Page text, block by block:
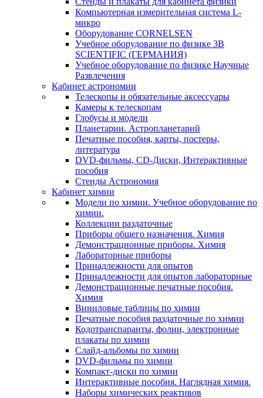
Компьютерная измерительная система L-
микро
Оборудование CORNELSEN
Учебное оборудование по физике 3B
SCIENTIFIC (ГЕРМАНИЯ)
Учебное оборудование по физике Научные
Развлечения
Кабинет астрономии
Телескопы и обязательные аксессуары
Камеры к телескопам
Глобусы и модели
Планетарии. Астропланетарий
Печатные пособия, карты, постеры,
литература
DVD-фильмы, CD-Диски, Интерактивные
пособия
Стенды Астрономия
Кабинет химии
Модели по химии. Учебное оборудование по
химии.
Коллекции раздаточные
Приборы общего назначения. Химия
Демонстрационные приборы. Химия
Лабораторные приборы
Принадлежности для опытов
Принадлежности для опытов лабораторные
Демонстрационные печатные пособия.
Химия
Виниловые таблицы по химии
Печатные пособия раздаточные по химии
Кодотранспаранты, фолии, электронные
плакаты по химии
Слайд-альбомы по химии
DVD-фильмы по химии
Компакт-диски по химии
Интерактивные пособия. Наглядная химия.
Наборы химических реактивов